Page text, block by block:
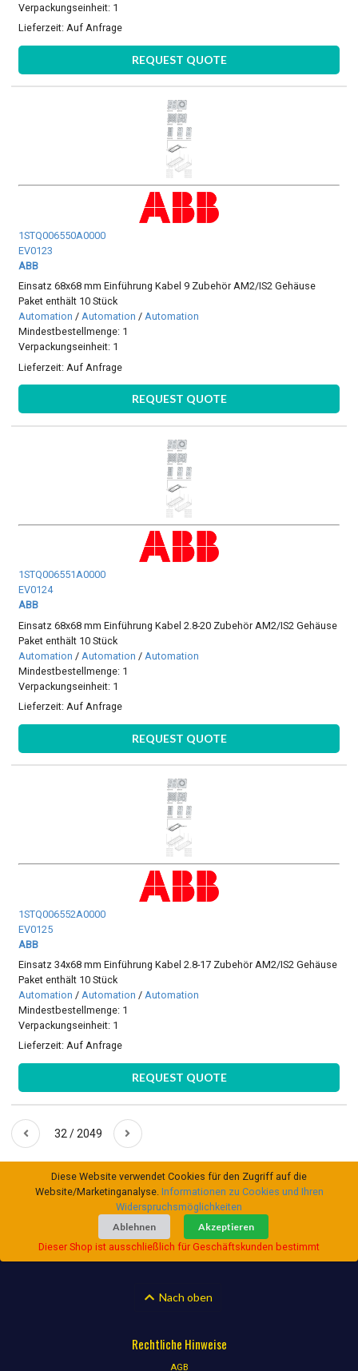
Verpackungseinheit: 1
Lieferzeit:Auf Anfrage
REQUEST QUOTE
1STQ006550A0000
EV0123
ABB
Einsatz 68x68 mm Einführung Kabel 9 Zubehör AM2/IS2 Gehäuse
Paket enthält 10 Stück
Automation /Automation /Automation
Mindestbestellmenge: 1
Verpackungseinheit: 1
Lieferzeit: Auf Anfrage
REQUEST QUOTE
1STQ006551A0000
EV0124
ABB
Einsatz 68x68 mm Einführung Kabel 2.8-20 Zubehör AM2/IS2 Gehäuse
Paket enthält 10 Stück
Automation / Automation / Automation
Mindestbestellmenge: 1
Verpackungseinheit: 1
Lieferzeit:Auf Anfrage
REQUEST QUOTE
1STQ006552A0000
EV0125
ABB
Einsatz 34x68 mm Einführung Kabel 2.8-17 Zubehör AM2/IS2 Gehäuse
Paket enthält 10 Stück
Automation /Automation /Automation
Mindestbestellmenge: 1
Verpackungseinheit: 1
Lieferzeit:Auf Anfrage
REQUEST QUOTE
32 / 2049
Diese Website verwendet Cookies für den Zugriff auf die
Website/Marketinganalyse. Informationen zu Cookies und Ihren
Widerspruchsmöglichkeiten
Ablehnen
Akzeptieren
Dieser Shop ist ausschließlich für Geschäftskunden bestimmt
Nach oben
Rechtliche Hinweise
AGB